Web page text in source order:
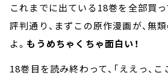
これまでに出ている18巻を全部買っ
評判通り、まずこの原作漫画が、無
よ。 もうめちゃくちゃ面白い！
18巻目を読み終わって、「ええっ、